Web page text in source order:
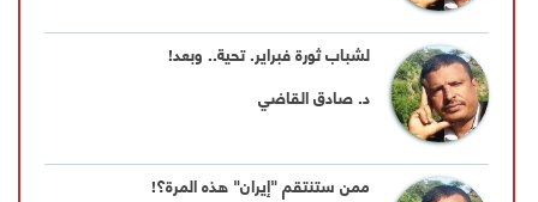
لشباب ثورة فبراير. تحية.. وبعد!
د. صادق القاضي
ممن ستنتقم "إيران" هذه المرة؟!